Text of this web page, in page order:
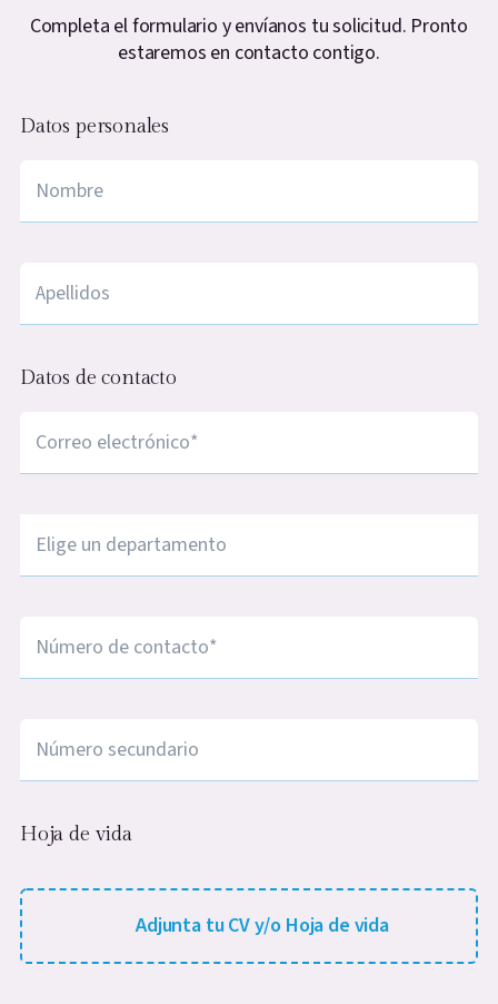
Completa el formulario y envíanos tu solicitud. Pronto
estaremos en contacto contigo.
Datos personales
Datos de contacto
Hoja de vida
Adjunta tu CV/Hoja de vida (.jpg, .jpeg, .png, max-
Adjunta tu CV y/o Hoja de vida